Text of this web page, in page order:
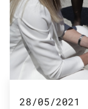
28/05/2021